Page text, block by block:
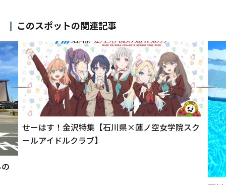
このスポットの関連記事
せーはす！金沢特集【石川県×蓮ノ空女学院スク
ールアイドルクラブ】